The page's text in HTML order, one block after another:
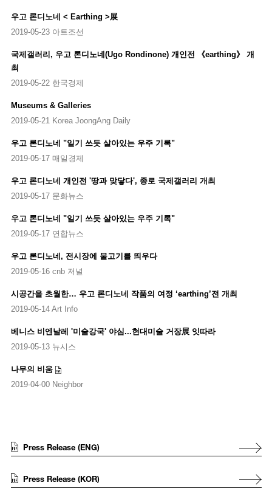
우고 론디노네 < Earthing >展
2019-05-23 아트조선
국제갤러리, 우고 론디노네(Ugo Rondinone) 개인전 《earthing》 개
최
2019-05-22 한국경제
Museums & Galleries
2019-05-21 Korea JoongAng Daily
우고 론디노네 "일기 쓰듯 살아있는 우주 기록"
2019-05-17 매일경제
우고 론디노네 개인전 '땅과 맞닿다', 종로 국제갤러리 개최
2019-05-17 문화뉴스
우고 론디노네 "일기 쓰듯 살아있는 우주 기록"
2019-05-17 연합뉴스
우고 론디노네, 전시장에 물고기를 띄우다
2019-05-16 cnb 저널
시공간을 초월한… 우고 론디노네 작품의 여정 ‘earthing’전 개최
2019-05-14 Art Info
베니스 비엔날레 '미술강국' 야심...현대미술 거장展 잇따라
2019-05-13 뉴시스
나무의 비움
2019-04-00 Neighbor
Press Release (ENG)
Press Release (KOR)